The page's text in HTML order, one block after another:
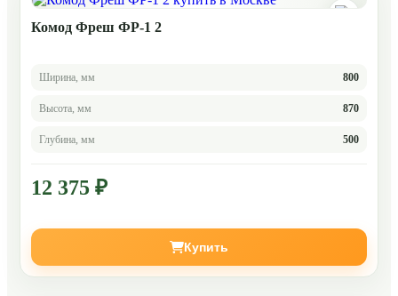
Комод Фреш ФР-1 2
Ширина, мм 800
Высота, мм 870
Глубина, мм 500
12 375 ₽
Купить